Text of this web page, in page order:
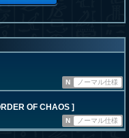
N
ノーマル仕様
OF CHAOS ]
N ノーマル仕様